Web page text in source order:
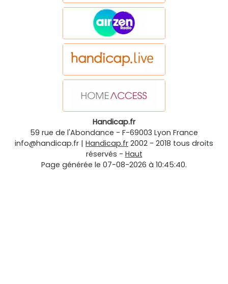
Handicap.fr
59 rue de l'Abondance - F-69003 Lyon France
info@handicap.fr | Handicap.fr 2002 - 2018 tous droits
réservés - Haut
Page générée le 07-08-2026 à 10:45:40.